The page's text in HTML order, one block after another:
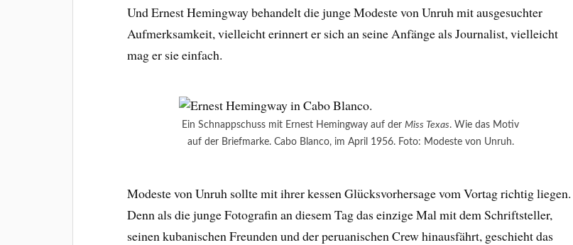
Und Ernest Hemingway behandelt die junge Modeste von Unruh mit ausgesuchter
Aufmerksamkeit, vielleicht erinnert er sich an seine Anfänge als Journalist, vielleicht
mag er sie einfach.
Ein Schnappschuss mit Ernest Hemingway auf derMiss Texas. Wie das Motiv
auf der Briefmarke. Cabo Blanco, im April 1956. Foto: Modeste von Unruh.
Modeste von Unruh sollte mit ihrer kessen Glücksvorhersage vom Vortag richtig liegen.
Denn als die junge Fotografin an diesem Tag das einzige Mal mit dem Schriftsteller,
seinen kubanischen Freunden und der peruanischen Crew hinausfährt, geschieht das